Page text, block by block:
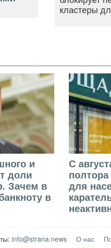
кластеры
и
доли
Зачем в
в
С
для
info@strana.news О нас